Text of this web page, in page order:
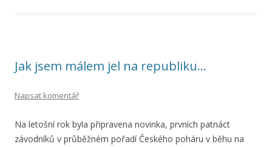
Jak jsem málem jel na republiku…
Napsat komentář
Na letošní rok byla připravena novinka, prvních patnáct
závodníků v průběžném pořadí Českého poháru v běhu na